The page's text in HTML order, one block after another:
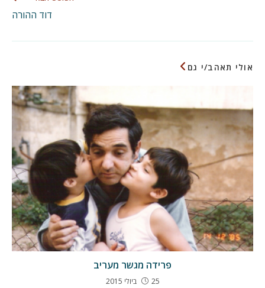
דוד ההורה
אולי תאהב/י גם
פרידה מגשר מעריב
25 ביולי 2015